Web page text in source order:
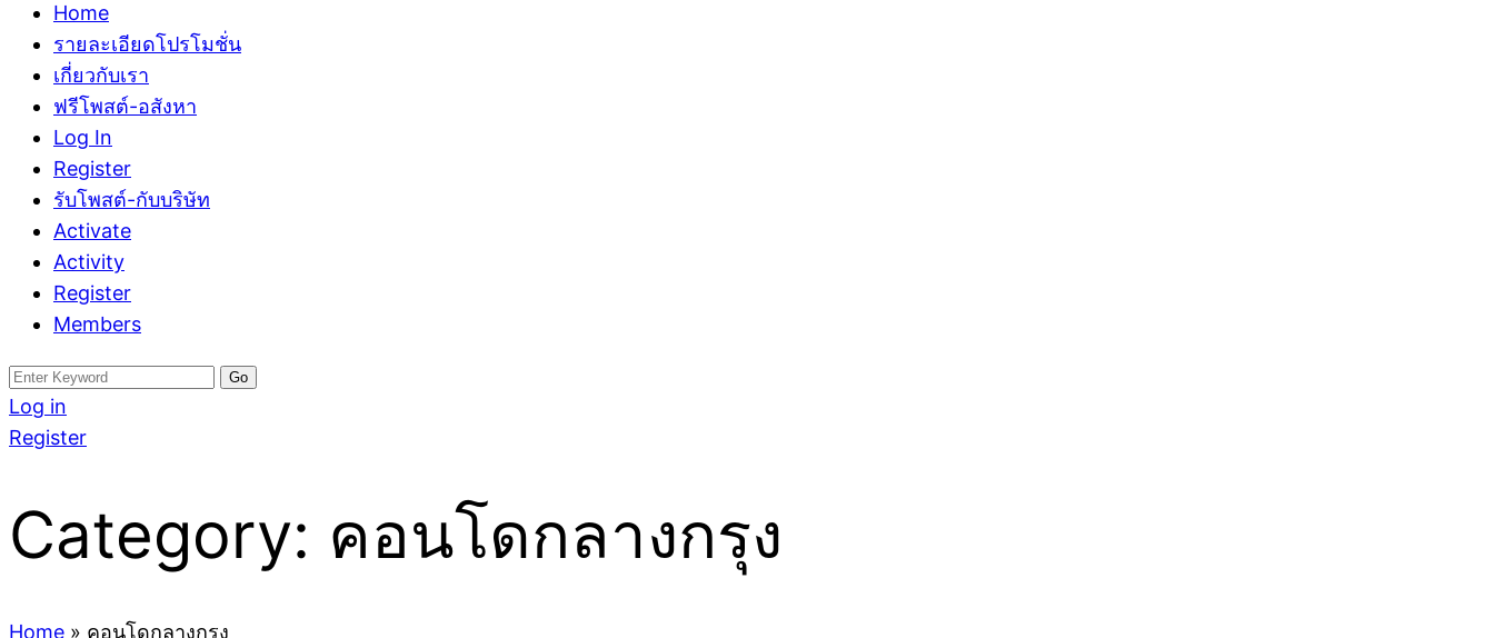
Home
รายละเอียดโปรโมชั่น
เกี่ยวกับเรา
ฟรีโพสต์-อสังหา
Log In
Register
รับโพสต์-กับบริษัท
Activate
Activity
Register
Members
Search
for:
Log in
Register
Category: คอนโดกลางกรุง
Home » คอนโดกลางกรุง